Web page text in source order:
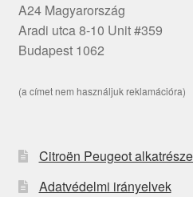
A24 Magyarország
Aradi utca 8-10 Unit #359
Budapest 1062
(a címet nem használjuk reklamációra)
Citroën Peugeot
Adatvédelmi irányelvek